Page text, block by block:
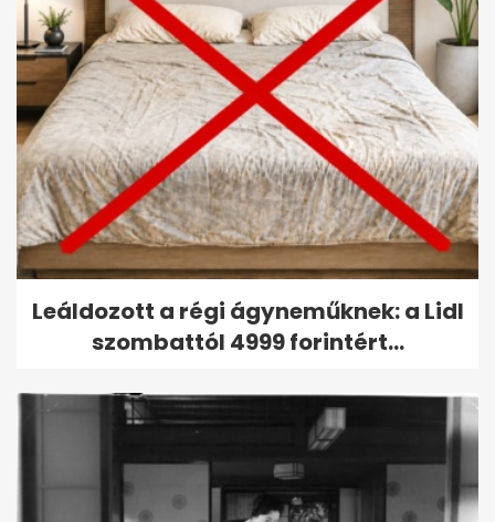
Leáldozott a régi ágyneműknek: a Lidl
szombattól 4999 forintért...